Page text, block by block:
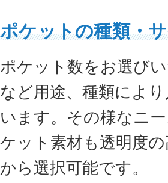
ポケットの種類・
ポケット数をお選び
など用途、種類によ
います。その様なニ
ケット素材も透明度
から選択可能です。